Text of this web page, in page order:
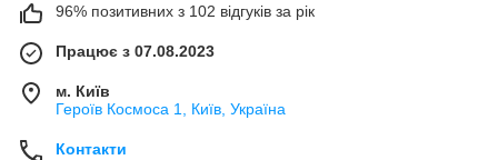
96% позитивних з 102 відгуків за рік
Працює з 07.08.2023
м. Київ
Героїв Космоса 1, Київ, Україна
Контакти